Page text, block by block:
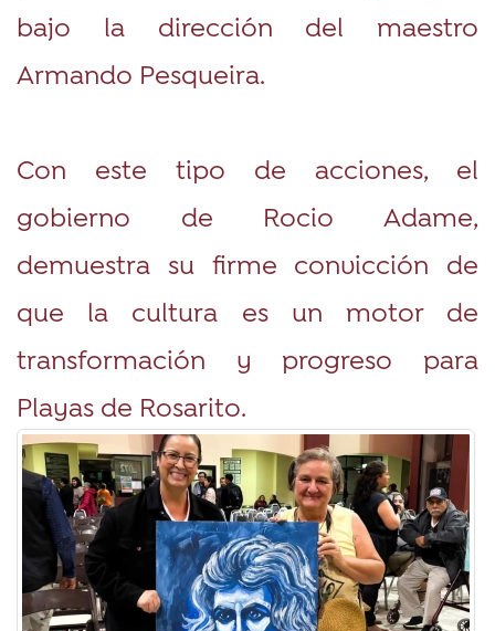
bajo la dirección del maestro
Armando Pesqueira.
Con este tipo de acciones, el
gobierno de Rocio Adame,
demuestra su firme convicción de
que la cultura es un motor de
transformación y progreso para
Playas de Rosarito.